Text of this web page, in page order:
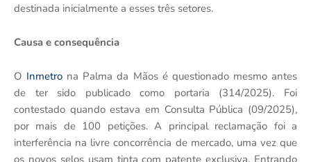
destinada inicialmente a esses três setores.
Causa e consequência
O Inmetro na Palma da Mãos é questionado mesmo antes
de ter sido publicado como portaria (314/2025). Foi
contestado quando estava em Consulta Pública (09/2025),
por mais de 100 petições. A principal reclamação foi a
interferência na livre concorrência de mercado, uma vez que